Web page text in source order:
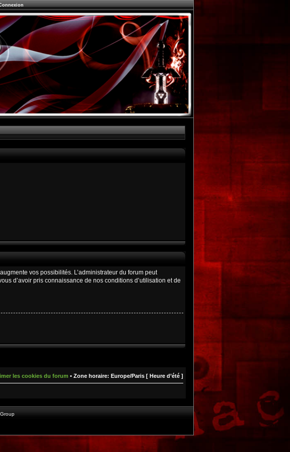
vos possibilités. L’administrateur du forum peut
d’avoir pris connaissance de nos conditions d’utilisation et de
les cookies du forum • Zone horaire: Europe/Paris [ Heure d’été ]